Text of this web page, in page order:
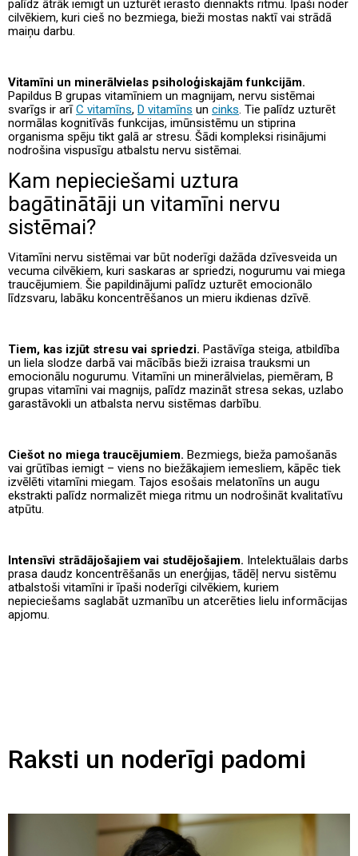
palīdz ātrāk iemigt un uzturēt ierasto diennakts ritmu. Īpaši noder
cilvēkiem, kuri cieš no bezmiega, bieži mostas naktī vai strādā
maiņu darbu.
Vitamīni un minerālvielas psiholoģiskajām funkcijām.
Papildus B grupas vitamīniem un magnijam, nervu sistēmai
svarīgs ir arīC vitamīns, D vitamīns un cinks . Tie palīdz uzturēt
normālas kognitīvās funkcijas, imūnsistēmu un stiprina
organisma spēju tikt galā ar stresu. Šādi kompleksi risinājumi
nodrošina vispusīgu atbalstu nervu sistēmai.
Kam nepieciešami uztura
bagātinātāji un vitamīni nervu
sistēmai?
Vitamīni nervu sistēmai var būt noderīgi dažāda dzīvesveida un
vecuma cilvēkiem, kuri saskaras ar spriedzi, nogurumu vai miega
traucējumiem. Šie papildinājumi palīdz uzturēt emocionālo
līdzsvaru, labāku koncentrēšanos un mieru ikdienas dzīvē.
Tiem, kas izjūt stresu vai spriedzi. Pastāvīga steiga, atbildība
un liela slodze darbā vai mācībās bieži izraisa trauksmi un
emocionālu nogurumu. Vitamīni un minerālvielas, piemēram, B
grupas vitamīni vai magnijs, palīdz mazināt stresa sekas, uzlabo
garastāvokli un atbalsta nervu sistēmas darbību.
Ciešot no miega traucējumiem. Bezmiegs, bieža pamošanās
vai grūtības iemigt – viens no biežākajiem iemesliem, kāpēc tiek
izvēlēti vitamīni miegam. Tajos esošais melatonīns un augu
ekstrakti palīdz normalizēt miega ritmu un nodrošināt kvalitatīvu
atpūtu.
Intensīvi strādājošajiem vai studējošajiem. Intelektuālais darbs
prasa daudz koncentrēšanās un enerģijas, tādēļ nervu sistēmu
atbalstoši vitamīni ir īpaši noderīgi cilvēkiem, kuriem
nepieciešams saglabāt uzmanību un atcerēties lielu informācijas
apjomu.
Raksti un noderīgi padomi